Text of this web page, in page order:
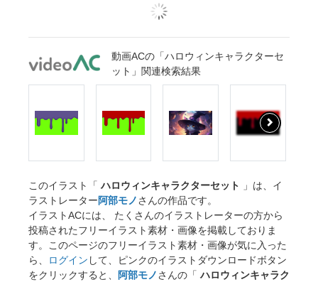
動画ACの「ハロウィンキャラクターセ
ット」関連検索結果
このイラスト「ハロウィンキャラクターセット
」は、イ
ラストレーター阿部モノさんの作品です。
イラストACには、 たくさんのイラストレーターの方から
投稿されたフリーイラスト素材・画像を掲載しておりま
す。このページのフリーイラスト素材・画像が気に入った
ら、
ログイン して、ピンクのイラストダウンロードボタン
をクリックすると、
阿部モノさんの「ハロウィンキャラク